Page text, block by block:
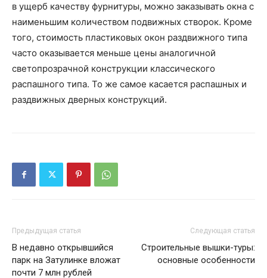
в ущерб качеству фурнитуры, можно заказывать окна с
наименьшим количеством подвижных створок. Кроме
того, стоимость пластиковых окон раздвижного типа
часто оказывается меньше цены аналогичной
светопрозрачной конструкции классического
распашного типа. То же самое касается распашных и
раздвижных дверных конструкций.
Предыдущая статья
В недавно открывшийся
парк на Затулинке вложат
почти 7 млн рублей
Следующая статья
Строительные вышки-туры:
основные особенности